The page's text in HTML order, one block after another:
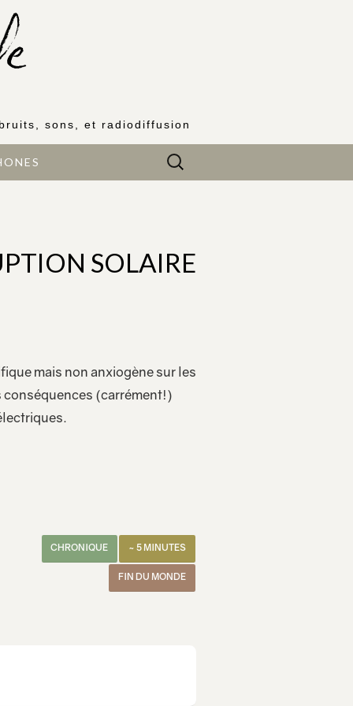
bruits, sons, et radiodiffusion
Rechercher :
SOLAIRE
mais non anxiogène sur les
(carrément!)
~ 5 MINUTES
CHRONIQUE
FIN DU MONDE